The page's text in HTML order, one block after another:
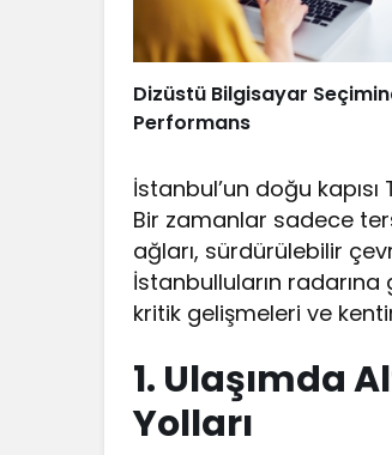
Dizüstü Bilgisayar
Performans
İstanbul’un doğu
Bir zamanlar sadece
ağları, sürdürülebilir
İstanbulluların
kritik gelişmeleri ve
1. Ulaşımda
Yolları